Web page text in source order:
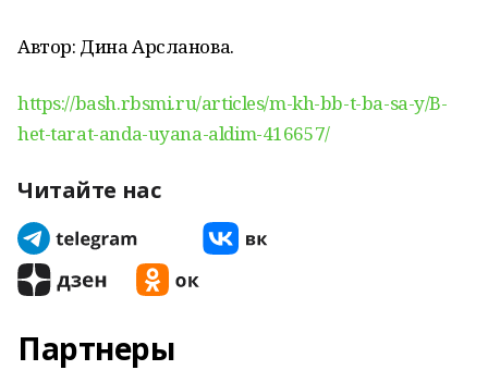
Автор: Дина Арсланова.
https://bash.rbsmi.ru/articles/m-kh-bb-t-ba-sa-y/B-
het-tarat-anda-uyana-aldim-416657/
Читайте нас
Партнеры